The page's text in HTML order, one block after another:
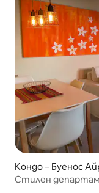
Кондо – Буенос
Стилен